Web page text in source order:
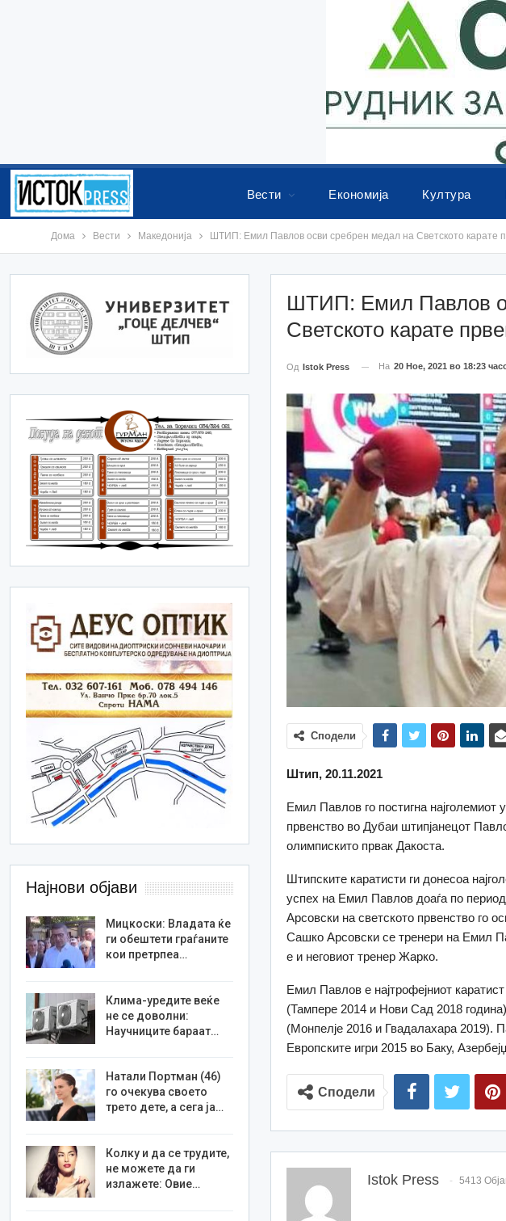
Вести Економија Култура
Дома Вести Македонија ШТИП: Емил Павлов осви сребрен медал на Светското карате
ШТИП: Емил Павлов
Светското карате
Од Istok Press На 20 Ное, 2021 во 18:23
Сподели
Штип, 20.11.2021
Емил Павлов го постигна најголемиот
првенство во Дубаи штипјанецот
олимпискито првак Дакоста.
Штипските каратисти ги донесоа
успех на Емил Павлов доаѓа по
Арсовски на светското првенство го
Сашко Арсовски се тренери на Емил
е и неговиот тренер Жарко.
Емил Павлов е најтрофејниот
(Тампере 2014 и Нови Сад 2018
(Монпелје 2016 и Гвадалахара 2019).
Европските игри 2015 во Баку,
Сподели
Istok Press 5413
Најнови објави
Мицкоски: Владата ќе
ги обештети граѓаните
кои претрпеа…
Клима-уредите веќе
не се доволни:
Научниците бараат…
Натали Портман (46)
го очекува своето
трето дете, а сега ја…
Колку и да се трудите,
не можете да ги
излажете: Овие…